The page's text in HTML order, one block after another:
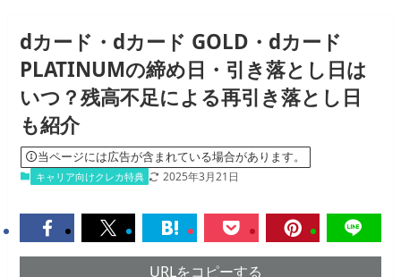
dカード・dカード GOLD・dカード
PLATINUMの締め日・引き落とし日は
いつ？残高不足による再引き落とし日
も紹介
当ページには広告が含まれている場合があります。
キャリア向けクレカ特典 2025年3月21日
URLをコピーする